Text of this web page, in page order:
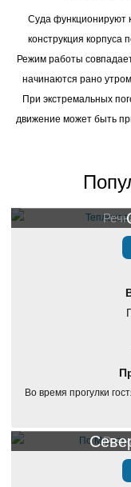
Суда функционируют
конструкция корпуса
Режим работы
начинаются рано
При экстремальных
движение может быть
Во время прогулки